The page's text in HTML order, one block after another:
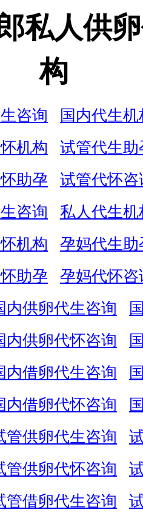
私人供
构
咨询 国内代生机
机构 试管代生助
助孕 试管代怀咨
咨询 私人代生机
机构 孕妈代生助
助孕 孕妈代怀咨
内供卵代生咨询
内供卵代怀咨询
内借卵代生咨询
内借卵代怀咨询
管供卵代生咨询
管供卵代怀咨询
管借卵代生咨询